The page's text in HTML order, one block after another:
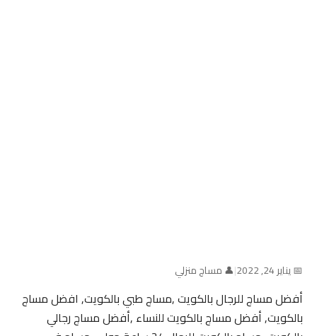
📅 يناير 24, 2022 |👤 مساج منزلي
أفضل مساج للرجال بالكويت ,مساج طبي بالكويت, افضل مساج
بالكويت, أفضل مساج بالكويت للنساء ,أفضل مساج رجالي